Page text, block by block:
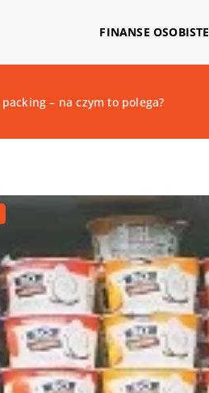
FINANSE OSOBISTE
packing – na czym to polega?